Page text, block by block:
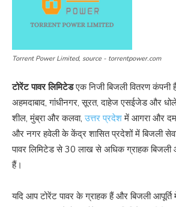
Torrent Power Limited, source - torrentpower.com
टोरेंट पावर लिमिटेडएक निजी बिजली वितरण कंपनी
अहमदाबाद, गांधीनगर, सूरत, दाहेज एसईजेड और
शील, मुंब्रा और कलवा,उत्तर प्रदेशमें आगरा और
और नगर हवेली के केंद्र शासित प्रदेशों में बिजली
पावर लिमिटेड से 30 लाख से अधिक ग्राहक बिजली
हैं।
यदि आप टोरेंट पावर के ग्राहक हैं और बिजली